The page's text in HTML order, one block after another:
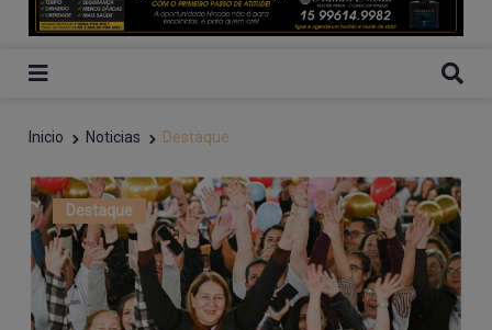
Inicio Noticias Destaque
Destaque